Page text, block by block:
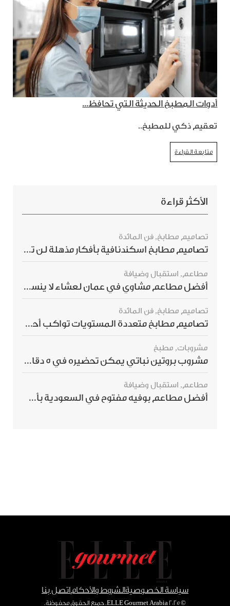
أدوات المطبخ الحديثة التي تحافظ...
تعقيم ذكي للمطبخ..
متابعة القراءة
الأكثر قراءة
تصاميم مطابخ, فن المائدة
تصاميم مطابخ اسكندنافية بأفكار مذهلة لن ترغبي بتفويتها
مطاعم, استقبال وضيافة
أفضل مطاعم مشاوي في عمان لعشاء لا ينسى
تصاميم مطابخ, فن المائدة
تصاميم مطابخ متعددة المستويات تواكب أحدث صيحات الديكور العالمي
مشروبات, مطبخ
مشروب بروتين نباتي يمكن تحضيره في 5 دقائق ويمنحك شعورًا بالشبع
مطاعم, استقبال وضيافة
أفضل مطاعم بوفيه مفتوح في السعودية بأسعار تناسب الجميع
سياسة الخصوصيةالشروط والأحكاماتصل بنا
© ٢٠٢٥ ELLE Gourmet Arabia. جميع الحقوق محفوظة.